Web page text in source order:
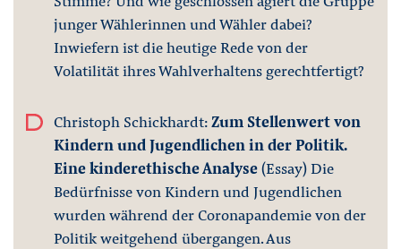
junger Wählerinnen und Wähler dabei?
Inwiefern ist die heutige Rede von der
Volatilität ihres Wahlverhaltens gerechtfertigt?
Christoph Schickhardt:Zum Stellenwert von
Kindern und Jugendlichen in der Politik.
Eine kinderethische Analyse(Essay) Die
Bedürfnisse von Kindern und Jugendlichen
wurden während der Coronapandemie von der
Politik weitgehend übergangen. Aus